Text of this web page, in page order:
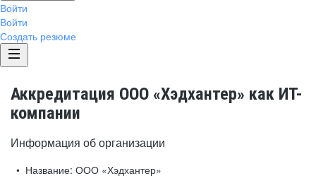
Войти
Войти
Создать резюме
Аккредитация ООО «Хэдхантер» как ИТ-
компании
Информация об организации
Название: ООО «Хэдхантер»